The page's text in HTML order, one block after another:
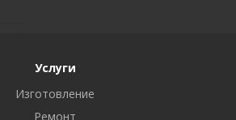
Услуги
Изготовление
Ремонт